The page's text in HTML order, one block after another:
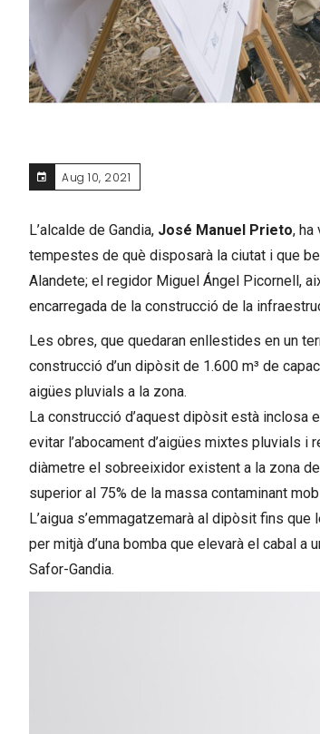
Aug 10, 2021
L’alcalde de Gandia, José Manuel Prieto, ha
tempestes de què disposarà la ciutat i que
Alandete; el regidor Miguel Ángel Picornell,
encarregada de la construcció de la
Les obres, que quedaran enllestides en un
construcció d’un dipòsit de 1.600 m³ de
aigües pluvials a la zona.
La construcció d’aquest dipòsit està inclosa
evitar l’abocament d’aigües mixtes pluvials
diàmetre el sobreeixidor existent a la zona de
superior al 75% de la massa contaminant
L’aigua s’emmagatzemarà al dipòsit fins
per mitjà d’una bomba que elevarà el cabal a
Safor-Gandia.